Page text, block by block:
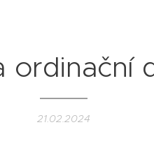
ordinační
21.02.2024